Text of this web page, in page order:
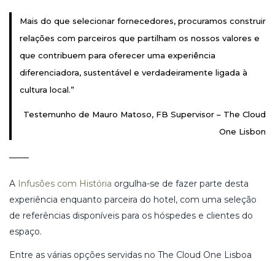
Mais do que selecionar fornecedores, procuramos construir
relações com parceiros que partilham os nossos valores e
que contribuem para oferecer uma experiência
diferenciadora, sustentável e verdadeiramente ligada à
cultura local.”
Testemunho de Mauro Matoso, FB Supervisor – The Cloud
One Lisbon
A Infusões com História orgulha-se de fazer parte desta
experiência enquanto parceira do hotel, com uma seleção
de referências disponíveis para os hóspedes e clientes do
espaço.
Entre as várias opções servidas no The Cloud One Lisboa